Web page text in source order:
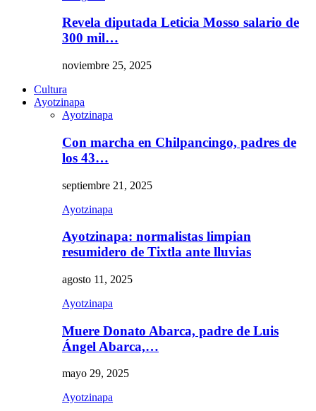
Revela diputada Leticia Mosso salario de
300 mil…
noviembre 25, 2025
Cultura
Ayotzinapa
Ayotzinapa
Con marcha en Chilpancingo, padres de
los 43…
septiembre 21, 2025
Ayotzinapa
Ayotzinapa: normalistas limpian
resumidero de Tixtla ante lluvias
agosto 11, 2025
Ayotzinapa
Muere Donato Abarca, padre de Luis
Ángel Abarca,…
mayo 29, 2025
Ayotzinapa